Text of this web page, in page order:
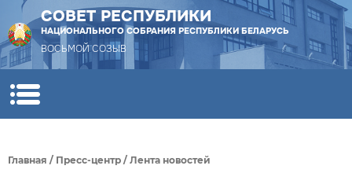
СОВЕТ РЕСПУБЛИКИ
НАЦИОНАЛЬНОГО СОБРАНИЯ РЕСПУБЛИКИ БЕЛАРУСЬ
ВОСЬМОЙ СОЗЫВ
Главная / Пресс-центр / Лента новостей